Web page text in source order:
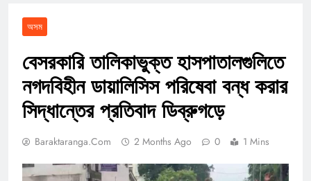
অসম
বেসরকারি তালিকাভুক্ত হাসপাতালগুলিতে
নগদবিহীন ডায়ালিসিস পরিষেবা বন্ধ করার
সিদ্ধান্তের প্রতিবাদ ডিব্রুগড়ে
Baraktaranga.com 2 Months Ago 0 1 Mins